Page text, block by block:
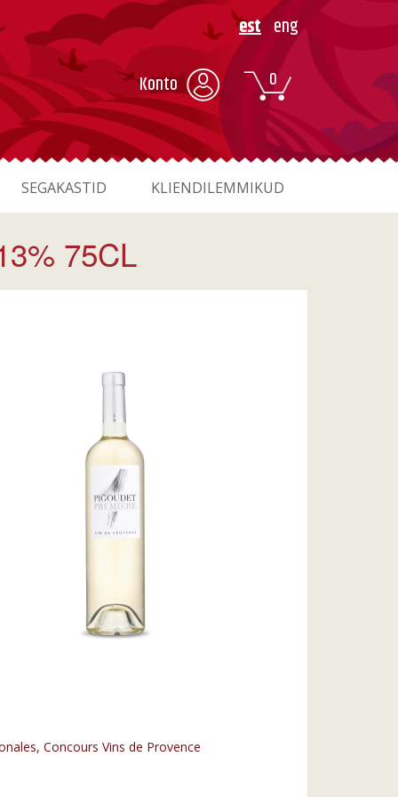
Konto 0
est eng
SEGAKASTID KLIENDILEMMIKUD
75CL
Concours Vins de Provence